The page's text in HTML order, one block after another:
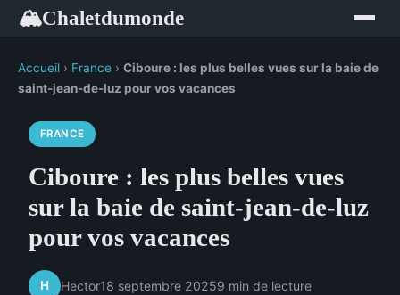
🏔Chaletdumonde
Accueil › France › Ciboure : les plus belles vues sur la baie de
saint-jean-de-luz pour vos vacances
FRANCE
Ciboure : les plus belles vues
sur la baie de saint-jean-de-luz
pour vos vacances
H Hector18 septembre 20259 min de lecture